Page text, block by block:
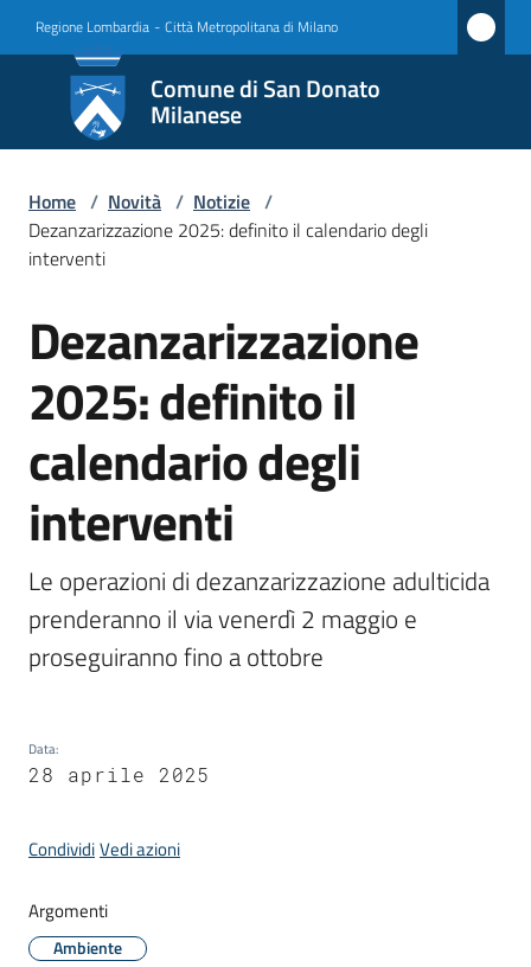
Regione Lombardia - Città Metropolitana di Milano
Comune di San Donato
Milanese
Comune
di San
Donato
Milanese
Novità
Menu selezionato
Servizi
Vivere
San
Donato
Milanese
gli
argomenti
su
Home / Novità / Notizie /
Dezanzarizzazione 2025: definito il calendario degli
interventi
Salta al contenuto
Dezanzarizzazione
2025: definito il
calendario degli
interventi
Le operazioni di dezanzarizzazione adulticida
prenderanno il via venerdì 2 maggio e
proseguiranno fino a ottobre
Data:
28 aprile 2025
CondividiVedi azioni
Argomenti
Ambiente